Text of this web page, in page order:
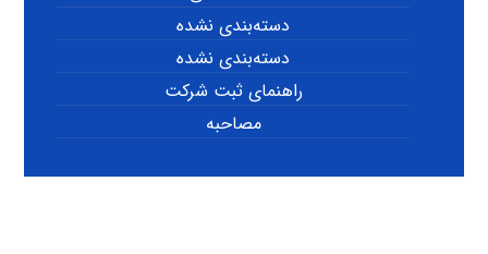
دسته‌بندی نشده
دسته‌بندی نشده
راهنمای ثبت شرکت
مصاحبه